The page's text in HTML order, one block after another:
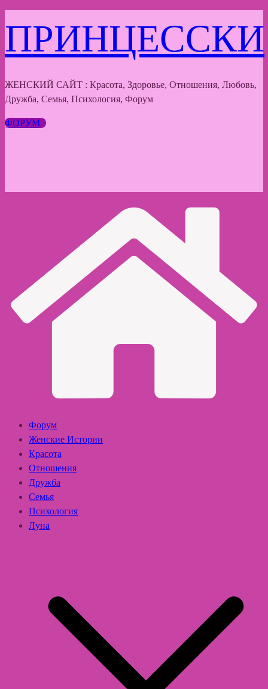
к
содержимому
ПРИНЦЕССКИ
ЖЕНСКИЙ САЙТ : Красота, Здоровье, Отношения, Любовь,
Дружба, Семья, Психология, Форум
ФОРУМ
Форум
Женские Истории
Красота
Отношения
Дружба
Семья
Психология
Луна